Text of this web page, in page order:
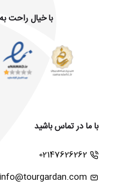
با خیال راحت
با ما در تماس باشید
02147626262
info@tourgardan.com